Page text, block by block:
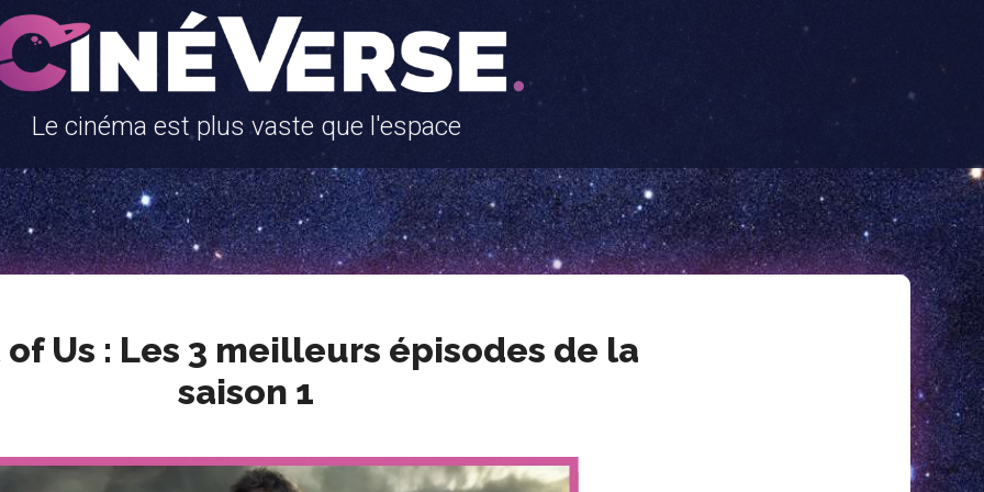
Le cinéma est plus vaste que l'espace
Us : Les 3 meilleurs épisodes de la
saison 1